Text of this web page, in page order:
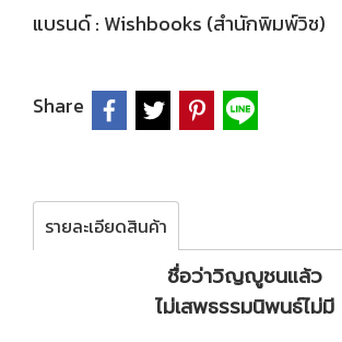
แบรนด์ : Wishbooks (สำนักพิมพ์วิช)
Share
รายละเอียดสินค้า
ชื่อว่าวิญญูชนแล้ว
ไม่เสพธรรมนิพนธ์ไม่มี